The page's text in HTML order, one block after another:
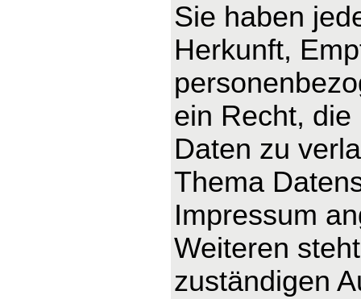
Sie haben
Herkunft,
ein Recht,
Daten zu
Thema
Impressum
Weiteren
zuständigen